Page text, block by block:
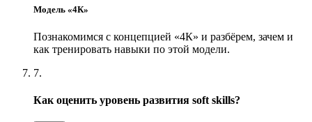
Модель «4К»
Познакомимся с концепцией «4К» и разбёрем, зачем и
как тренировать навыки по этой модели.
7.
Как оценить уровень развития soft skills?